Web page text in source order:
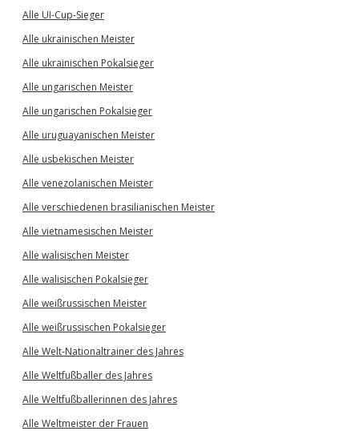
Alle UI-Cup-Sieger
Alle ukrainischen Meister
Alle ukrainischen Pokalsieger
Alle ungarischen Meister
Alle ungarischen Pokalsieger
Alle uruguayanischen Meister
Alle usbekischen Meister
Alle venezolanischen Meister
Alle verschiedenen brasilianischen Meister
Alle vietnamesischen Meister
Alle walisischen Meister
Alle walisischen Pokalsieger
Alle weißrussischen Meister
Alle weißrussischen Pokalsieger
Alle Welt-Nationaltrainer des Jahres
Alle Weltfußballer des Jahres
Alle Weltfußballerinnen des Jahres
Alle Weltmeister der Frauen